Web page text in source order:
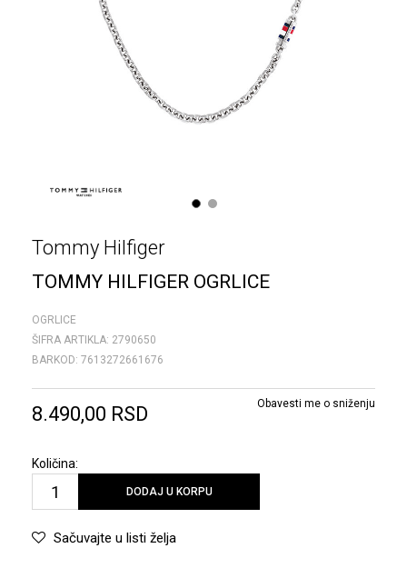
1 2
Tommy Hilfiger
TOMMY HILFIGER OGRLICE
OGRLICE
ŠIFRA ARTIKLA: 2790650
BARKOD: 7613272661676
8.490,00 RSD Obavesti me o sniženju
Količina:
DODAJ U KORPU
Sačuvajte u listi želja